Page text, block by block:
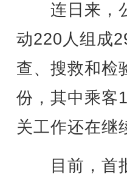
连日来，公
动220人组成
查、搜救和检
份，其中乘客
关工作还在继
目前，首批